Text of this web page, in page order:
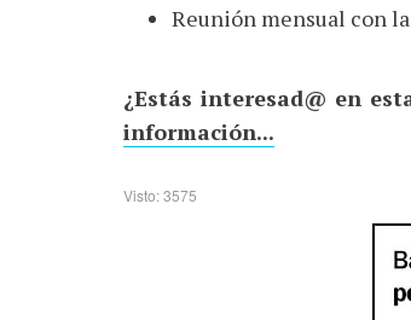
Reunión mensual con
¿Estás interesad@ en
información...
Visto: 3575